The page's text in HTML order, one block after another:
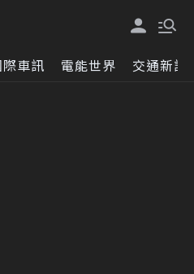
際車訊 電能世界 交通新訊